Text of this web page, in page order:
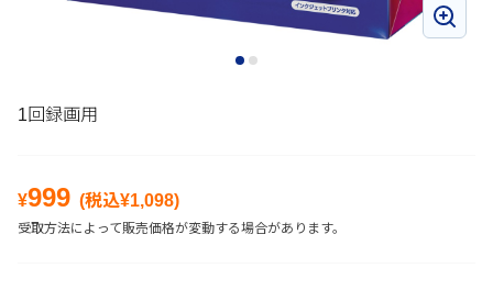
1回録画用
¥999 (税込¥1,098)
受取方法によって販売価格が変動する場合があります。